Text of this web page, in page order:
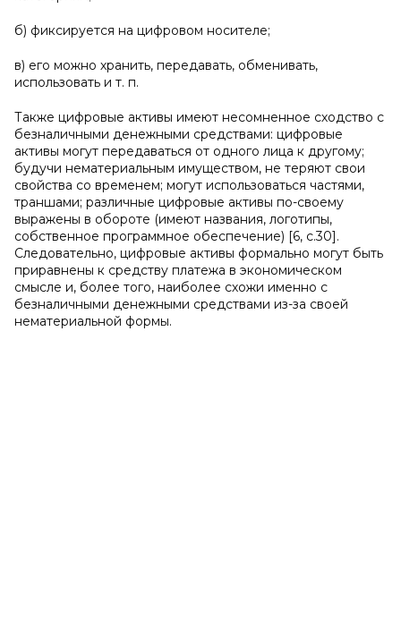
б) фиксируется на цифровом носителе;
в) его можно хранить, передавать, обменивать,
использовать и т. п.
Также цифровые активы имеют несомненное сходство с
безналичными денежными средствами: цифровые
активы могут передаваться от одного лица к другому;
будучи нематериальным имуществом, не теряют свои
свойства со временем; могут использоваться частями,
траншами; различные цифровые активы по-своему
выражены в обороте (имеют названия, логотипы,
собственное программное обеспечение) [6, с.30].
Следовательно, цифровые активы формально могут быть
приравнены к средству платежа в экономическом
смысле и, более того, наиболее схожи именно с
безналичными денежными средствами из-за своей
нематериальной формы.